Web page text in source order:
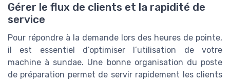
Gérer le flux de clients et la rapidité de
service
Pour répondre à la demande lors des heures de pointe,
il est essentiel d’optimiser l’utilisation de votre
machine à sundae. Une bonne organisation du poste
de préparation permet de servir rapidement les clients